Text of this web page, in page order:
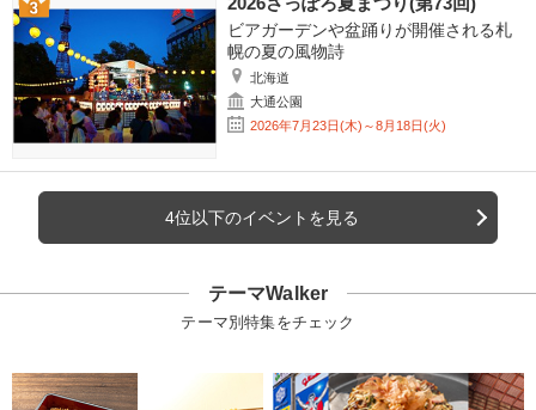
ビアガーデンや盆踊りが開催される札
幌の夏の風物詩
北海道
大通公園
2026年7月23日(木)～8月18日(火)
4位以下のイベントを見る
テーマWalker
テーマ別特集をチェック